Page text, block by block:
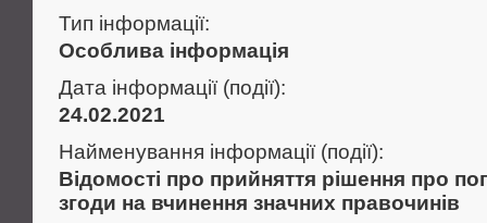
Тип інформації:
Особлива інформація
Дата інформації (події):
24.02.2021
Найменування інформації (події):
Відомості про прийняття рішення про
згоди на вчинення значних правочинів